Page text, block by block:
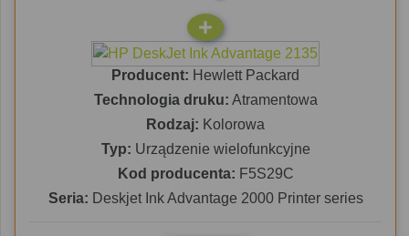
Producent: Hewlett Packard
Technologia druku: Atramentowa
Rodzaj: Kolorowa
Typ: Urządzenie wielofunkcyjne
Kod producenta: F5S29C
Seria: Deskjet Ink Advantage 2000 Printer series